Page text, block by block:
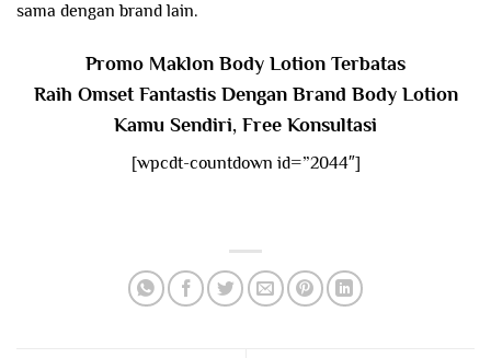
sama dengan brand lain.
Promo Maklon Body Lotion Terbatas
Raih Omset Fantastis Dengan Brand Body Lotion
Kamu Sendiri, Free Konsultasi
[wpcdt-countdown id=”2044″]